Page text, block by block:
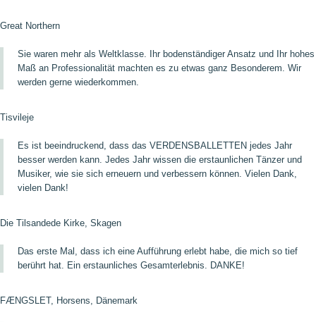
Great Northern
Sie waren mehr als Weltklasse. Ihr bodenständiger Ansatz und Ihr hohes
Maß an Professionalität machten es zu etwas ganz Besonderem. Wir
werden gerne wiederkommen.
Tisvileje
Es ist beeindruckend, dass das VERDENSBALLETTEN jedes Jahr
besser werden kann. Jedes Jahr wissen die erstaunlichen Tänzer und
Musiker, wie sie sich erneuern und verbessern können. Vielen Dank,
vielen Dank!
Die Tilsandede Kirke, Skagen
Das erste Mal, dass ich eine Aufführung erlebt habe, die mich so tief
berührt hat. Ein erstaunliches Gesamterlebnis. DANKE!
FÆNGSLET, Horsens, Dänemark